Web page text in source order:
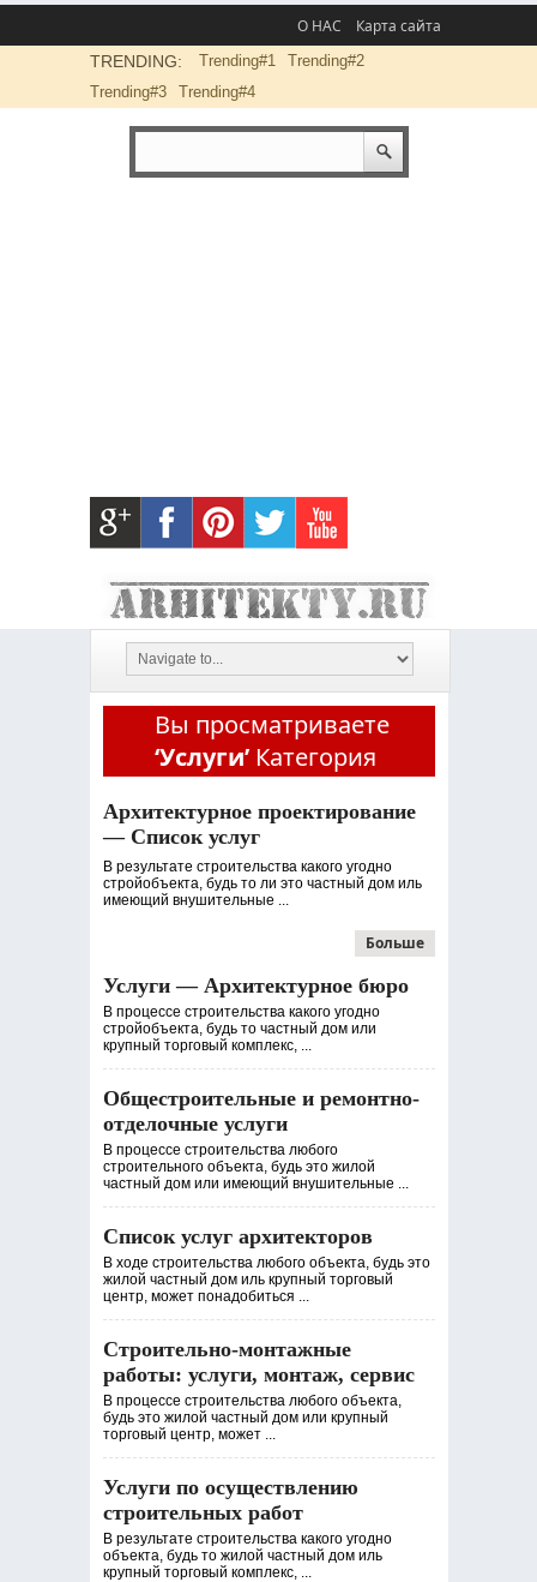
О НАС Карта сайта
TRENDING: Trending#1
Trending#2
Trending#3
Trending#4
Вы просматриваете
‘Услуги’ Категория
Архитектурное проектирование
— Список услуг
В результате строительства какого угодно
стройобъекта, будь то ли это частный дом иль
имеющий внушительные ...
Больше
Услуги — Архитектурное бюро
В процессе строительства какого угодно
стройобъекта, будь то частный дом или
крупный торговый комплекс, ...
Общестроительные и ремонтно-
отделочные услуги
В процессе строительства любого
строительного объекта, будь это жилой
частный дом или имеющий внушительные ...
Список услуг архитекторов
В ходе строительства любого объекта, будь это
жилой частный дом иль крупный торговый
центр, может понадобиться ...
Строительно-монтажные
работы: услуги, монтаж, сервис
В процессе строительства любого объекта,
будь это жилой частный дом или крупный
торговый центр, может ...
Услуги по осуществлению
строительных работ
В результате строительства какого угодно
объекта, будь то жилой частный дом иль
крупный торговый комплекс, ...